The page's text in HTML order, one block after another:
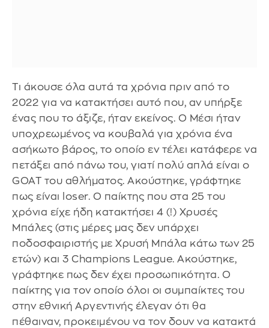
Τι άκουσε όλα αυτά τα χρόνια πριν από το
2022 για να κατακτήσει αυτό που, αν υπήρξε
ένας που το άξιζε, ήταν εκείνος. Ο Μέσι ήταν
υποχρεωμένος να κουβαλά για χρόνια ένα
ασήκωτο βάρος, το οποίο εν τέλει κατάφερε να
πετάξει από πάνω του, γιατί πολύ απλά είναι ο
GOAT του αθλήματος. Ακούστηκε, γράφτηκε
πως είναι loser. Ο παίκτης που στα 25 του
χρόνια είχε ήδη κατακτήσει 4 (!) Χρυσές
Μπάλες (στις μέρες μας δεν υπάρχει
ποδοσφαιριστής με Χρυσή Μπάλα κάτω των 25
ετών) και 3 Champions League. Ακούστηκε,
γράφτηκε πως δεν έχει προσωπικότητα. Ο
παίκτης για τον οποίο όλοι οι συμπαίκτες του
στην εθνική Αργεντινής έλεγαν ότι θα
πέθαιναν, προκειμένου να τον δουν να κατακτά